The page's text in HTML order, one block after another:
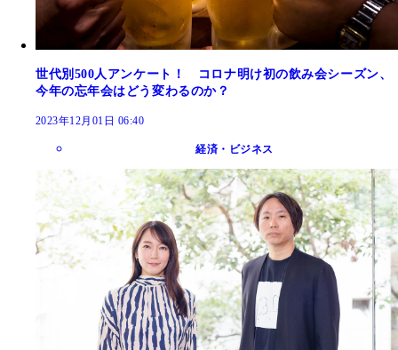
世代別500人アンケート！ コロナ明け初の飲み会シーズン、
今年の忘年会はどう変わるのか？
2023年12月01日 06:40
経済・ビジネス